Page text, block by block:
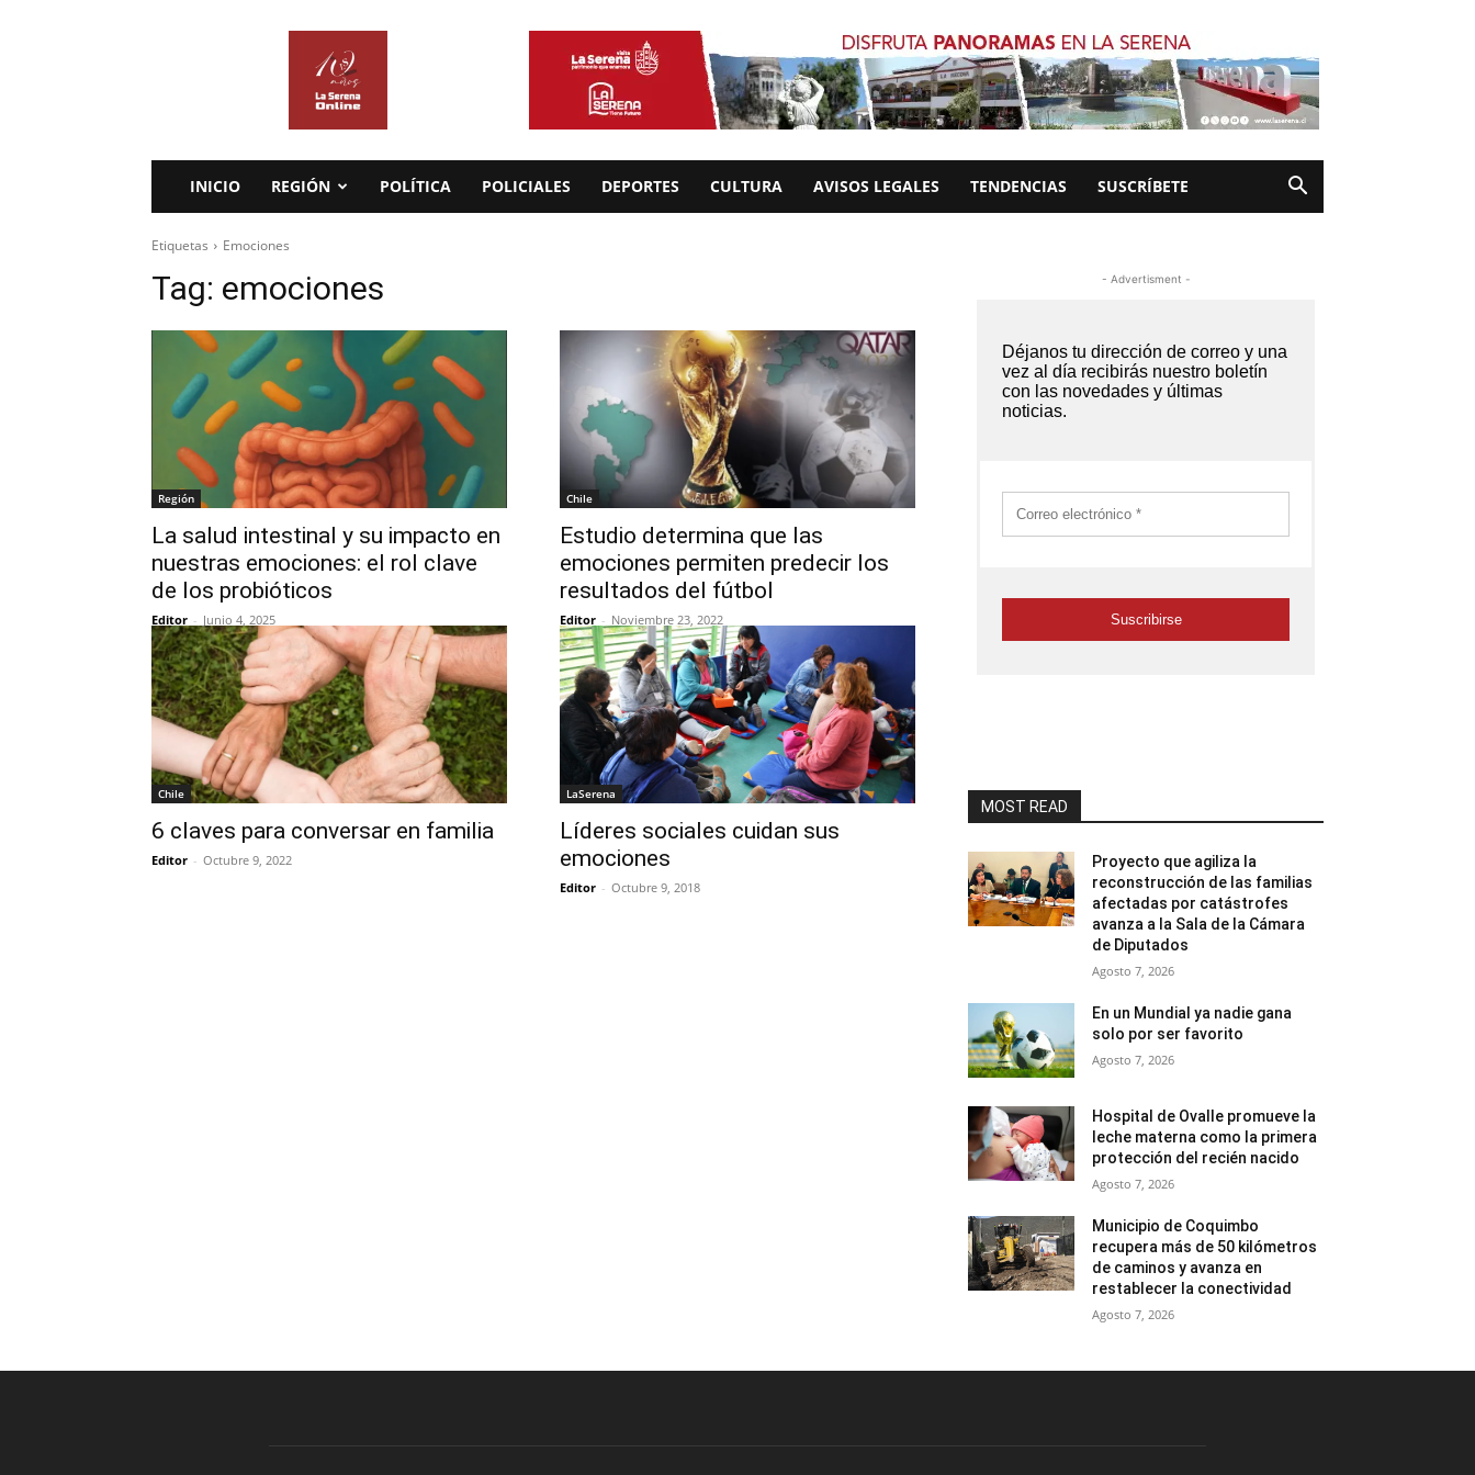
INICIO REGIÓN POLÍTICA POLICIALES DEPORTES CULTURA AVISOS LEGALES TENDENCIAS SUSCRÍBETE
Etiquetas Emociones
Tag: emociones
Región
La salud intestinal y su impacto en
nuestras emociones: el rol clave
de los probióticos
Editor - Junio 4, 2025
Chile
Estudio determina que las
emociones permiten predecir los
resultados del fútbol
Editor - Noviembre 23, 2022
Chile
6 claves para conversar en familia
Editor - Octubre 9, 2022
LaSerena
Líderes sociales cuidan sus
emociones
Editor - Octubre 9, 2018
- Advertisment -
MOST READ
Proyecto que agiliza la
reconstrucción de las familias
afectadas por catástrofes
avanza a la Sala de la Cámara
de Diputados
Agosto 7, 2026
En un Mundial ya nadie gana
solo por ser favorito
Agosto 7, 2026
Hospital de Ovalle promueve la
leche materna como la primera
protección del recién nacido
Agosto 7, 2026
Municipio de Coquimbo
recupera más de 50 kilómetros
de caminos y avanza en
restablecer la conectividad
Agosto 7, 2026